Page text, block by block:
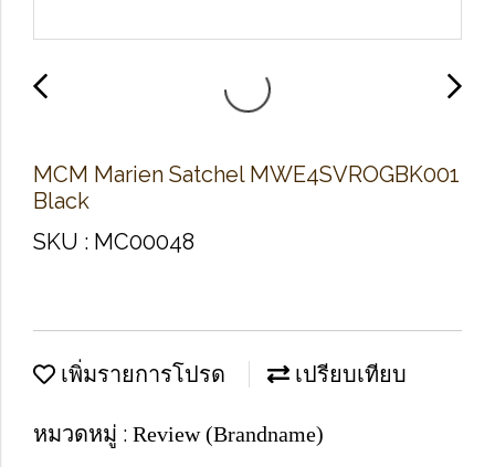
MCM Marien Satchel MWE4SVROGBK001
Black
SKU : MC00048
เพิ่มรายการโปรด เปรียบเทียบ
หมวดหมู่ : Review (Brandname)